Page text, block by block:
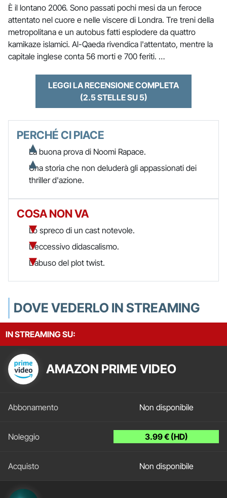
È il lontano 2006. Sono passati pochi mesi da un feroce
attentato nel cuore e nelle viscere di Londra. Tre treni della
metropolitana e un autobus fatti esplodere da quattro
kamikaze islamici. Al-Qaeda rivendica l'attentato, mentre la
capitale inglese conta 56 morti e 700 feriti. …
LEGGI LA RECENSIONE COMPLETA
(2.5 STELLE SU 5)
PERCHÉ CI PIACE
La buona prova di Noomi Rapace.
Una storia che non deluderà gli appassionati dei
thriller d'azione.
COSA NON VA
Lo spreco di un cast notevole.
L'eccessivo didascalismo.
L'abuso del plot twist.
DOVE VEDERLO IN STREAMING
IN STREAMING SU:
AMAZON PRIME VIDEO
Non disponibile
3.99 € (HD)
Non disponibile